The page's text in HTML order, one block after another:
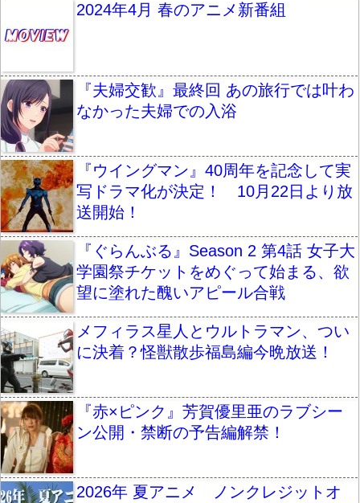
2024年4月 春のアニメ新番組
『夫婦交歓』最終回 あの旅行では叶わ
なかった夫婦での入浴
『ウイングマン』40周年を記念して実
写ドラマ化が決定！ 10月22日より放
送開始！
『ぐらんぶる』Season 2 第4話 女子大
学園祭チケットをめぐって始まる、欲
望に塗れた醜いアピール合戦
メフィラス星人とウルトラマン、つい
に決着？怪獣散歩福島編今晩放送！
『赤×ピンク』芳賀優里亜のラブシー
ン公開・禁断の予告編解禁！
2026年 夏アニメ ノンクレジットオ